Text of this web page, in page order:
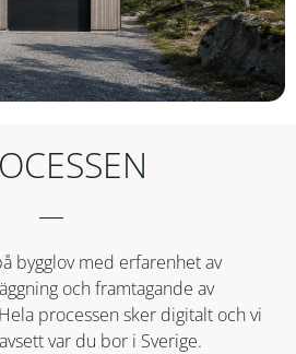
bygglov med erfarenhet av
och framtagande av
processen sker digitalt och vi
var du bor i Sverige.